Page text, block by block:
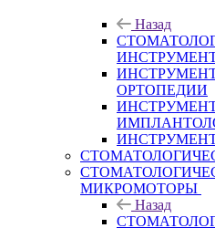
Назад
ОРТОПЕДИИ
МИКРОМОТОРЫ
Назад